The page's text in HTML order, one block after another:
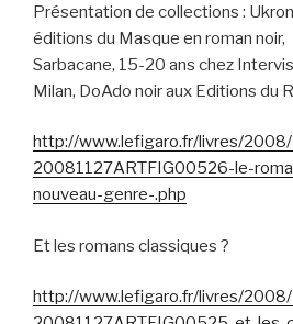
Présentation de collections :
éditions du Masque en roman noir,
Sarbacane, 15-20 ans chez
Milan, DoAdo noir aux Editions du
http://www.lefigaro.fr/livres/
20081127ARTFIG00526-le-
nouveau-genre-.php
Et les romans classiques ?
http://www.lefigaro.fr/livres/